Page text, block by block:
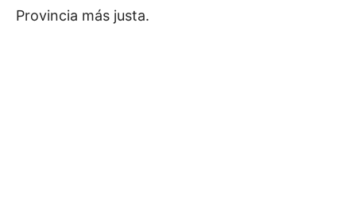
Provincia más justa.